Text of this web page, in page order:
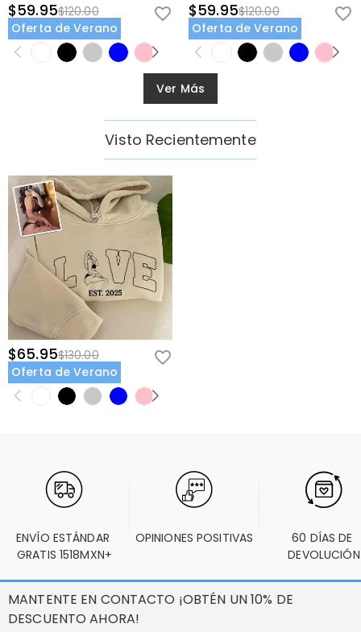
$59.95$120.00
Oferta de Verano
$59.95$120.00
Oferta de Verano
Ver Más
Visto Recientemente
$65.95$130.00
Oferta de Verano
ENVÍO ESTÁNDAR
GRATIS 1518MXN+
OPINIONES POSITIVAS
60 DÍAS DE
DEVOLUCIÓN
MANTENTE EN CONTACTO ¡OBTÉN UN 10% DE
DESCUENTO AHORA!